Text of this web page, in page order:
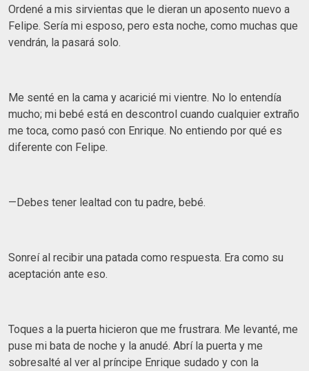
Ordené a mis sirvientas que le dieran un aposento nuevo a
Felipe. Sería mi esposo, pero esta noche, como muchas que
vendrán, la pasará solo.
Me senté en la cama y acaricié mi vientre. No lo entendía
mucho; mi bebé está en descontrol cuando cualquier extraño
me toca, como pasó con Enrique. No entiendo por qué es
diferente con Felipe.
—Debes tener lealtad con tu padre, bebé.
Sonreí al recibir una patada como respuesta. Era como su
aceptación ante eso.
Toques a la puerta hicieron que me frustrara. Me levanté, me
puse mi bata de noche y la anudé. Abrí la puerta y me
sobresalté al ver al príncipe Enrique sudado y con la